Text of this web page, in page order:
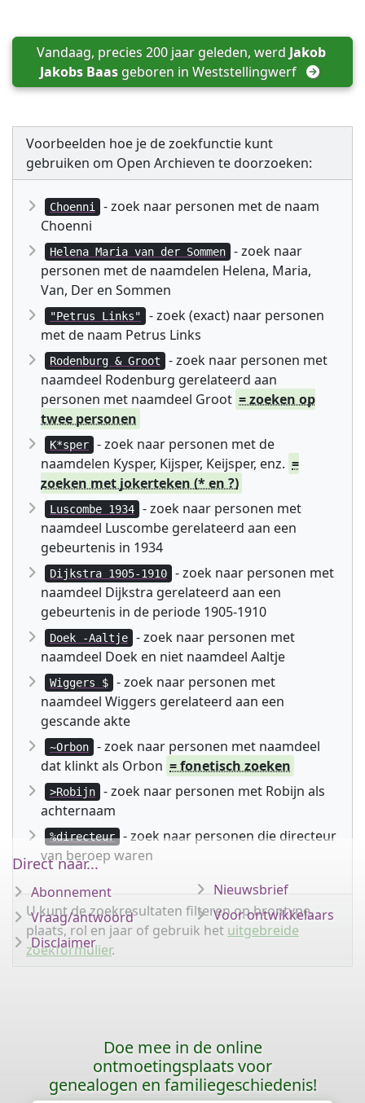
Vandaag, precies 200 jaar geleden, werd Jakob
Jakobs Baas geboren in Weststellingwerf
Voorbeelden hoe je de zoekfunctie kunt
gebruiken om Open Archieven te doorzoeken:
Choenni
- zoek naar personen met de naam
Choenni
Helena Maria van der Sommen
- zoek naar
personen met de naamdelen Helena, Maria,
Van, Der en Sommen
"Petrus Links"
- zoek (exact) naar personen
met de naam Petrus Links
Rodenburg & Groot
- zoek naar personen met
naamdeel Rodenburg gerelateerd aan
personen met naamdeel Groot = zoeken op
twee personen
K*sper
- zoek naar personen met de
naamdelen Kysper, Kijsper, Keijsper, enz. =
zoeken met jokerteken (* en ?)
Luscombe 1934
- zoek naar personen met
naamdeel Luscombe gerelateerd aan een
gebeurtenis in 1934
Dijkstra 1905-1910
- zoek naar personen met
naamdeel Dijkstra gerelateerd aan een
gebeurtenis in de periode 1905-1910
Doek -Aaltje
- zoek naar personen met
naamdeel Doek en niet naamdeel Aaltje
Wiggers $
- zoek naar personen met
naamdeel Wiggers gerelateerd aan een
gescande akte
~Orbon
- zoek naar personen met naamdeel
dat klinkt als Orbon = fonetisch zoeken
>Robijn
- zoek naar personen met Robijn als
achternaam
%directeur
- zoek naar personen die directeur
van beroep waren
U kunt de zoekresultaten filteren op brontype,
plaats, rol en jaar of gebruik het uitgebreide
zoekformulier.
Direct naar...
Abonnement
Vraag/antwoord
Disclaimer
Nieuwsbrief
Voor ontwikkelaars
Doe mee in de online
ontmoetingsplaats voor
genealogen en familiegeschiedenis!